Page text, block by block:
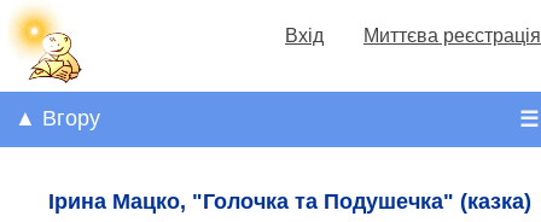
Вхід Миттєва реєстрація
☰
▲ Вгору
Ірина Мацко, "Голочка та Подушечка" (казка)